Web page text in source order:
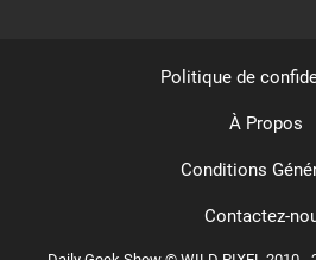
Politique de
À Propos
Conditions
Contactez-